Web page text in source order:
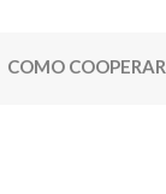
COMO COOPERAR